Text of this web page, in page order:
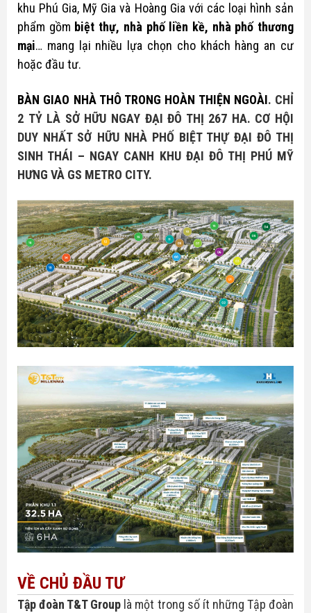
khu Phú Gia, Mỹ Gia và Hoàng Gia với các loại hình sản
phẩm gồm biệt thự, nhà phố liền kề, nhà phố thương
mại… mang lại nhiều lựa chọn cho khách hàng an cư
hoặc đầu tư.
BÀN GIAO NHÀ THÔ TRONG HOÀN THIỆN NGOÀI. CHỈ
2 TỶ LÀ SỞ HỮU NGAY ĐẠI ĐÔ THỊ 267 HA. CƠ HỘI
DUY NHẤT SỞ HỮU NHÀ PHỐ BIỆT THỰ ĐẠI ĐÔ THỊ
SINH THÁI – NGAY CANH KHU ĐẠI ĐÔ THỊ PHÚ MỸ
HƯNG VÀ GS METRO CITY.
VỀ CHỦ ĐẦU TƯ
Tập đoàn T&T Group là một trong số ít những Tập đoàn